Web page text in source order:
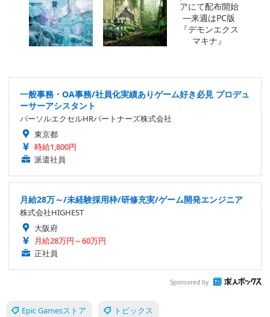
一般事務・OA事務/社員化実績ありゲーム好き必見 プロデュ
ーサーアシスタント
パーソルエクセルHRパートナーズ株式会社
東京都
時給1,800円
派遣社員
月給28万～/未経験採用枠/研修充実/ゲーム開発エンジニア
株式会社HIGHEST
大阪府
月給28万円～60万円
正社員
Sponsored by
Epic Gamesストア トピックス